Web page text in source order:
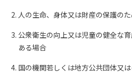
人の生命、身体又は財産の保護の
公衆衛生の向上又は児童の健全な
ある場合
国の機関若しくは地方公共団体又